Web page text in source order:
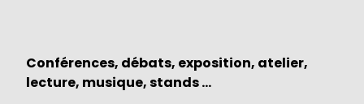
Conférences, débats, exposition, atelier,
lecture, musique, stands …